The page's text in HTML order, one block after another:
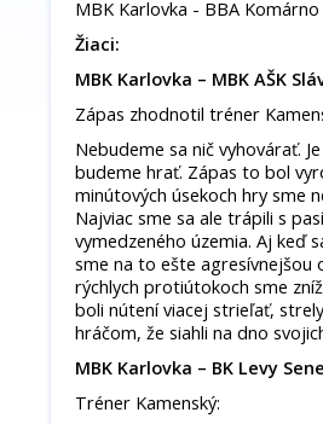
MBK Karlovka - BBA Komárno
Žiaci:
MBK Karlovka – MBK AŠK
Zápas zhodnotil tréner
Nebudeme sa nič vyhovárať.
budeme hrať. Zápas to bol
minútových úsekoch hry sme
Najviac sme sa ale trápili s
vymedzeného územia. Aj keď
sme na to ešte agresívnejšou
rýchlych protiútokoch sme
boli nútení viacej strieľať,
hráčom, že siahli na dno
MBK Karlovka – BK Levy
Tréner Kamenský: